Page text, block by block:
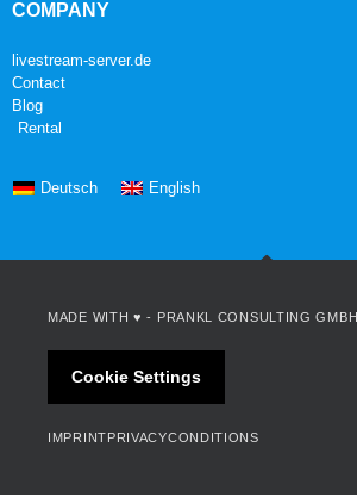
COMPANY
livestream-server.de
Contact
Blog
Rental
Deutsch English
MADE WITH ♥ - PRANKL CONSULTING GMBH
Cookie Settings
IMPRINT PRIVACYCONDITIONS